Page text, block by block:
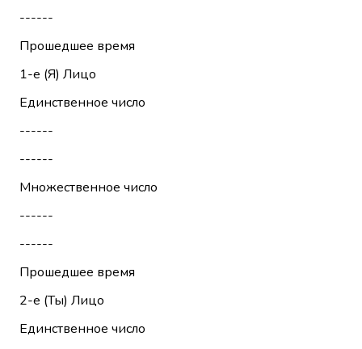
------
Прошедшее время
1-е (Я) Лицо
Единственное число
------
------
Множественное число
------
------
Прошедшее время
2-е (Ты) Лицо
Единственное число